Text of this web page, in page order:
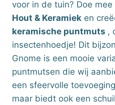
voor in de tuin? Doe
Hout & Keramiek en
keramische puntmuts ,
insectenhoedje! Dit
Gnome is een mooie
puntmutsen die wij
een sfeervolle
maar biedt ook een